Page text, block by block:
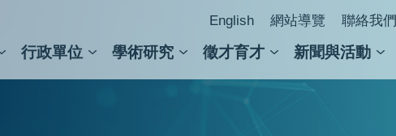
English 網站導覽 聯絡我們
行政單位 學術研究 徵才育才 新聞與活動